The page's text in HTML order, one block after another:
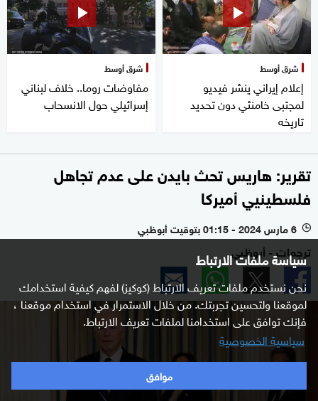
سياسة ملفات الارتباط
نحن نستخدم ملفات تعريف الارتباط (كوكيز) لفهم كيفية استخدامك
لموقعنا ولتحسين تجربتك. من خلال الاستمرار في استخدام موقعنا ،
فإنك توافق على استخدامنا لملفات تعريف الارتباط.
سياسية الخصوصية
موافق
شرق أوسط
إعلام إيراني ينشر فيديو
لمجتبى خامنئي دون تحديد
تاريخه
شرق أوسط
مفاوضات روما.. خلاف لبناني
إسرائيلي حول الانسحاب
تقرير: هاريس تحث بايدن على عدم تجاهل
فلسطينيي أميركا
l 6 مارس 2024 - 01:15 بتوقيت أبوظبي
ترجمات - أبوظبي